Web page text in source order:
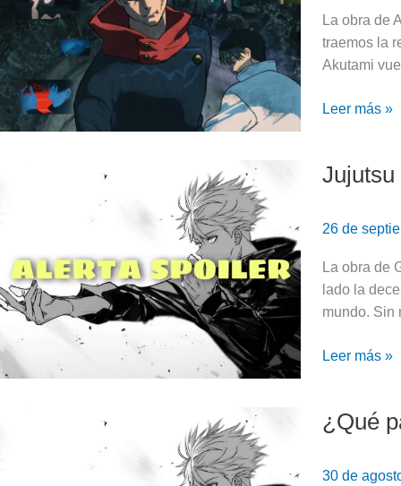
La obra de
traemos la
Akutami
Reseña
sin
spoilers
Leer más »
Jujutsu
26 de
La obra de
lado la
mundo. Sin
Jujutsu
«El
Fin
Del
Sueño»
Reseña
Leer más »
¿Qué
30 de
¿Qué